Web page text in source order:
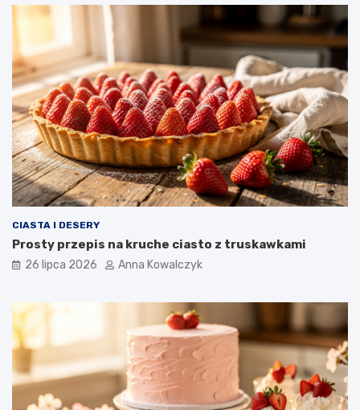
CIASTA I DESERY
Prosty przepis na kruche ciasto z truskawkami
26 lipca 2026 Anna Kowalczyk